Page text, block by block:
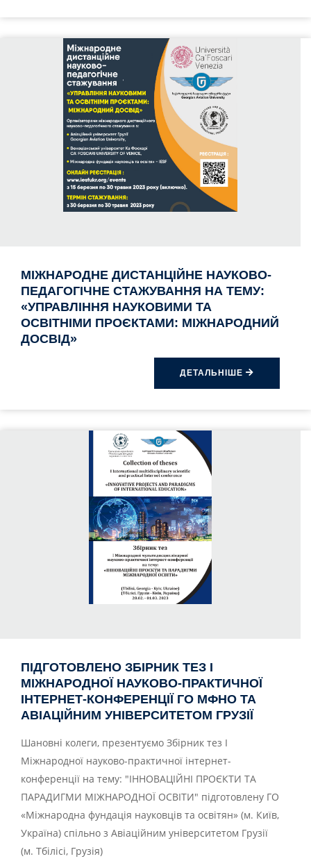
МІЖНАРОДНЕ ДИСТАНЦІЙНЕ НАУКОВО-
ПЕДАГОГІЧНЕ СТАЖУВАННЯ НА ТЕМУ:
«УПРАВЛІННЯ НАУКОВИМИ ТА
ОСВІТНІМИ ПРОЄКТАМИ: МІЖНАРОДНИЙ
ДОСВІД»
ДЕТАЛЬНІШЕ
ПІДГОТОВЛЕНО ЗБІРНИК ТЕЗ I
МІЖНАРОДНОЇ НАУКОВО-ПРАКТИЧНОЇ
ІНТЕРНЕТ-КОНФЕРЕНЦІЇ ГО МФНО ТА
АВІАЦІЙНИМ УНІВЕРСИТЕТОМ ГРУЗІЇ
Шановні колеги, презентуємо Збірник тез I
Міжнародної науково-практичної інтернет-
конференції на тему: "ІННОВАЦІЙНІ ПРОЄКТИ ТА
ПАРАДИГМИ МІЖНАРОДНОЇ ОСВІТИ" підготовлену ГО
«Міжнародна фундація науковців та освітян» (м. Київ,
Україна) спільно з Авіаційним університетом Грузії
(м. Тбілісі, Грузія)